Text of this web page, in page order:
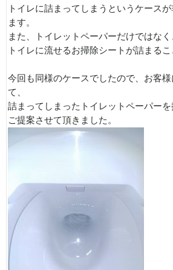
トイレに詰まってしまうというケース
ます。
また、トイレットペーパーだけではなく
トイレに流せるお掃除シートが詰まるこ
今回も同様のケースでしたので、お客
て、
詰まってしまったトイレットペーパー
ご提案させて頂きました。